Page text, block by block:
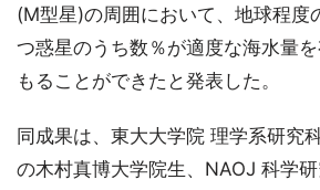
(M型星)の周囲において、地球程度
つ惑星のうち数％が適度な海水量
もることができたと発表した。
同成果は、東大大学院 理学系研究
の木村真博大学院生、NAOJ 科学